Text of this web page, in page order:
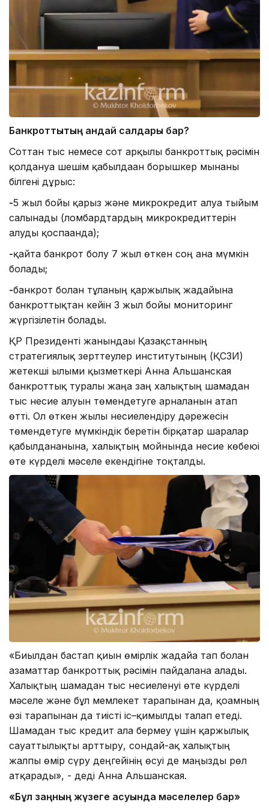
Банкроттықтың қандай салдары бар?
Соттан тыс немесе сот арқылы банкроттық рәсімін
қолдануға шешім қабылдаған борышкер мынаны
білгені дұрыс:
-5 жыл бойы қарыз және микрокредит алуға тыйым
салынады (ломбардтардың микрокредиттерін
алуды қоспағанда);
-қайта банкрот болу 7 жыл өткен соң ғана мүмкін
болады;
-банкрот болған тұлғаның қаржылық жағдайына
банкроттықтан кейін 3 жыл бойы мониторинг
жүргізілетін болады.
ҚР Президенті жанындағы Қазақстанның
стратегиялық зерттеулер институтының (ҚСЗИ)
жетекші ғылыми қызметкері Анна Альшанская
банкроттық туралы жаңа заң халықтың шамадан
тыс несие алуын төмендетуге арналғанын атап
өтті. Ол өткен жылы несиелендіру дәрежесін
төмендетуге мүмкіндік беретін бірқатар шаралар
қабылданғанына, халықтың мойнында несие көбеюі
өте күрделі мәселе екендігіне тоқталды.
«Биылдан бастап қиын өмірлік жағдайға тап болған
азаматтар банкроттық рәсімін пайдалана алады.
Халықтың шамадан тыс несиеленуі өте күрделі
мәселе және бұл мемлекет тарапынан да, қоғамның
өзі тарапынан да тиісті іс–қимылды талап етеді.
Шамадан тыс кредит ала бермеу үшін қаржылық
сауаттылықты арттыру, сондай-ақ халықтың
жалпы өмір сүру деңгейінің өсуі де маңызды рөл
атқарады», - деді Анна Альшанская.
«Бұл заңның жүзеге асуында мәселелер бар»